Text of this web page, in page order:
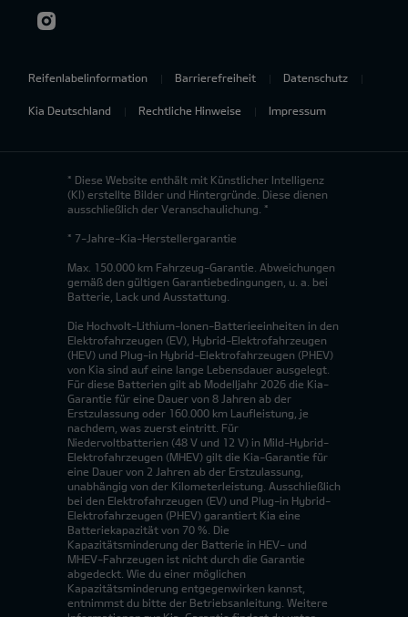
Reifenlabelinformation Barrierefreiheit Datenschutz
Kia Deutschland Rechtliche Hinweise Impressum
* Diese Website enthält mit Künstlicher Intelligenz
(KI) erstellte Bilder und Hintergründe. Diese dienen
ausschließlich der Veranschaulichung. *
* 7-Jahre-Kia-Herstellergarantie
Max. 150.000 km Fahrzeug-Garantie. Abweichungen
gemäß den gültigen Garantiebedingungen, u. a. bei
Batterie, Lack und Ausstattung.
Die Hochvolt-Lithium-Ionen-Batterieeinheiten in den
Elektrofahrzeugen (EV), Hybrid-Elektrofahrzeugen
(HEV) und Plug-in Hybrid-Elektrofahrzeugen (PHEV)
von Kia sind auf eine lange Lebensdauer ausgelegt.
Für diese Batterien gilt ab Modelljahr 2026 die Kia-
Garantie für eine Dauer von 8 Jahren ab der
Erstzulassung oder 160.000 km Laufleistung, je
nachdem, was zuerst eintritt. Für
Niedervoltbatterien (48 V und 12 V) in Mild-Hybrid-
Elektrofahrzeugen (MHEV) gilt die Kia-Garantie für
eine Dauer von 2 Jahren ab der Erstzulassung,
unabhängig von der Kilometerleistung. Ausschließlich
bei den Elektrofahrzeugen (EV) und Plug-in Hybrid-
Elektrofahrzeugen (PHEV) garantiert Kia eine
Batteriekapazität von 70 %. Die
Kapazitätsminderung der Batterie in HEV- und
MHEV-Fahrzeugen ist nicht durch die Garantie
abgedeckt. Wie du einer möglichen
Kapazitätsminderung entgegenwirken kannst,
entnimmst du bitte der Betriebsanleitung. Weitere